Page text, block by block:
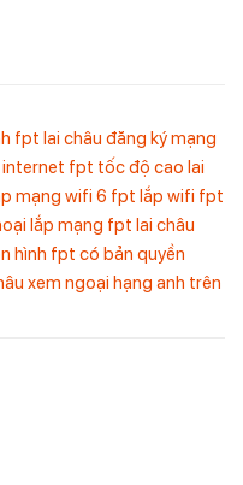
fpt lai châu đăng ký mạng
internet fpt tốc độ cao lai
mạng wifi 6 fpt lắp wifi fpt
lắp mạng fpt lai châu
hình fpt có bản quyền
xem ngoại hạng anh trên